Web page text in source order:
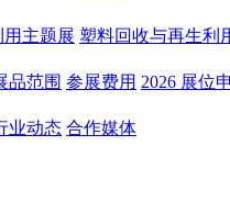
主题展 塑料回收与再生利
品范围 参展费用 2026 展位
业动态 合作媒体